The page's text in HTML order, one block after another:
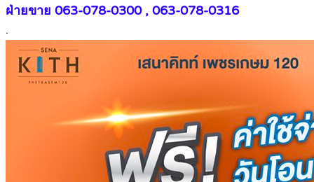
ฝ่ายขาย 063-078-0300 , 063-078-0316
.